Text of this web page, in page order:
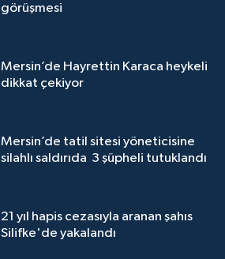
görüşmesi
Mersin’de Hayrettin Karaca heykeli
dikkat çekiyor
Mersin’de tatil sitesi yöneticisine
silahlı saldırıda 3 şüpheli tutuklandı
21 yıl hapis cezasıyla aranan şahıs
Silifke'de yakalandı